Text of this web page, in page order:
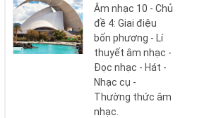
Âm nhạc 10 - Chủ
đề 4: Giai điệu
bốn phương - Lí
thuyết âm nhạc -
Đọc nhạc - Hát -
Nhạc cụ -
Thường thức âm
nhạc.